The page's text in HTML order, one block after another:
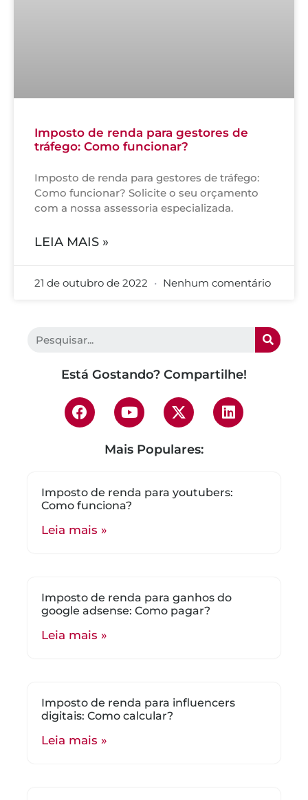
Imposto de renda para gestores de
tráfego: Como funcionar?
Imposto de renda para gestores de tráfego:
Como funcionar? Solicite o seu orçamento
com a nossa assessoria especializada.
LEIA MAIS »
21 de outubro de 2022 Nenhum comentário
Está Gostando? Compartilhe!
Mais Populares:
Imposto de renda para youtubers:
Como funciona?
Leia mais »
Imposto de renda para ganhos do
google adsense: Como pagar?
Leia mais »
Imposto de renda para influencers
digitais: Como calcular?
Leia mais »